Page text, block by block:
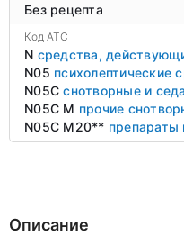
Без рецепта
Код ATC
N средства,
N05 психолептические
N05Cснотворные и
N05C M прочие
N05C M20** препараты
Описание